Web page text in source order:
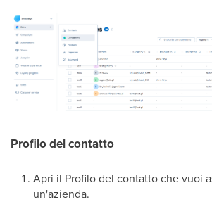
Profilo del contatto
Apri il Profilo del contatto che vuoi
un'azienda.